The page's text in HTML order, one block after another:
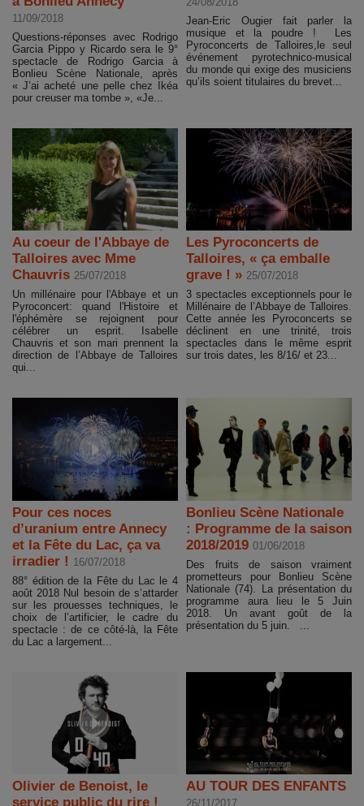
11/09/2018
Questions-réponses avec Rodrigo
Garcia Pippo y Ricardo sera le 9°
spectacle de Rodrigo Garcia à
Bonlieu Scène Nationale, après
« J’ai acheté une pelle chez Ikéa
pour creuser ma tombe », «Je...
Jean-Eric Ougier fait parler la
musique et la poudre ! Les
Pyroconcerts de Talloires,le seul
événement pyrotechnico-musical
du monde qui exige des musiciens
qu’ils soient titulaires du brevet...
Au coeur de l'Abbaye de
Talloires avec Mme
Chauvris 25/07/2018
Un millénaire pour l'Abbaye et un
Pyroconcert: quand l'Histoire et
l'éphémère se rejoignent pour
célébrer un esprit. Isabelle
Chauvris et son mari prennent la
direction de l’Abbaye de Talloires
qui...
Les Pyroconcerts de
Talloires, « ça emballe
grave ! » 25/07/2018
3 spectacles exceptionnels pour le
Millénaire de l’Abbaye de Talloires.
Cette année les Pyroconcerts se
déclinent en une trinité, trois
spectacles dans le même esprit
sur trois dates, les 8/16/ et 23...
Pour ces noces
d’uranium entre Annecy
et la Fête du Lac, ça va
irradier ! 16/07/2018
88° édition de la Fête du Lac le 4
août 2018 Nul besoin de s’attarder
sur les prouesses techniques, le
choix de l’artificier, le cadre du
spectacle : de ce côté-là, la Fête
du Lac a largement...
Bonlieu Scène Nationale
: Programme de la saison
2018/2019 01/06/2018
Des fruits de saison vraiment
prometteurs pour Bonlieu Scène
Nationale (74). La présentation du
programme aura lieu le 5 Juin
2018. Un avant goût de la
présentation du 5 juin. ...
Olivier de Benoist, le
service public du rire !
AU TOUR DES ENFANTS
26/11/2017